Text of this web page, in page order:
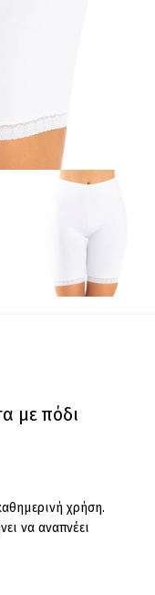
με πόδι
χρήση.
να αναπνέει